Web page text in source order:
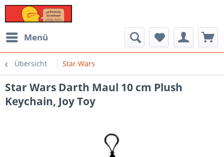
Menü
Übersicht Star Wars
Star Wars Darth Maul 10 cm Plush
Keychain, Joy Toy